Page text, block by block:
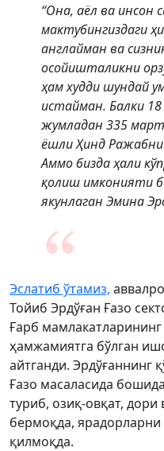
“Она, аёл ва инсон
мактубингиздаги
англайман ва
осойишталикни
ҳам худди шундай
истайман. Балки
жумладан 335
ёшли Ҳинд Ражабни
Аммо бизда ҳали
қолиш имконияти
якунлаган Эмина
Эслатиб ўтамиз,
Тойиб Эрдўған Ғазо
Ғарб
ҳамжамиятга бўлган
айтганди. Эрдўғаннинг
Ғазо масаласида
туриб, озиқ-овқат,
бермоқда,
қилмоқда.